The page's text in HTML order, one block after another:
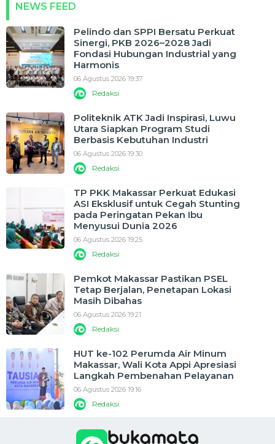
NEWS FEED
Pelindo dan SPPI Bersatu Perkuat
Sinergi, PKB 2026–2028 Jadi
Fondasi Hubungan Industrial yang
Harmonis
06 Agustus 2026 19:37
Redaksi
Politeknik ATK Jadi Inspirasi, Luwu
Utara Siapkan Program Studi
Berbasis Kebutuhan Industri
06 Agustus 2026 19:30
Redaksi
TP PKK Makassar Perkuat Edukasi
ASI Eksklusif untuk Cegah Stunting
pada Peringatan Pekan Ibu
Menyusui Dunia 2026
06 Agustus 2026 19:25
Redaksi
Pemkot Makassar Pastikan PSEL
Tetap Berjalan, Penetapan Lokasi
Masih Dibahas
06 Agustus 2026 19:21
Redaksi
HUT ke-102 Perumda Air Minum
Makassar, Wali Kota Appi Apresiasi
Langkah Pembenahan Pelayanan
06 Agustus 2026 19:16
Redaksi